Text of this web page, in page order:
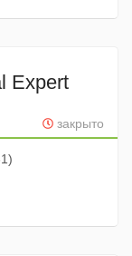
Expert
закрыто